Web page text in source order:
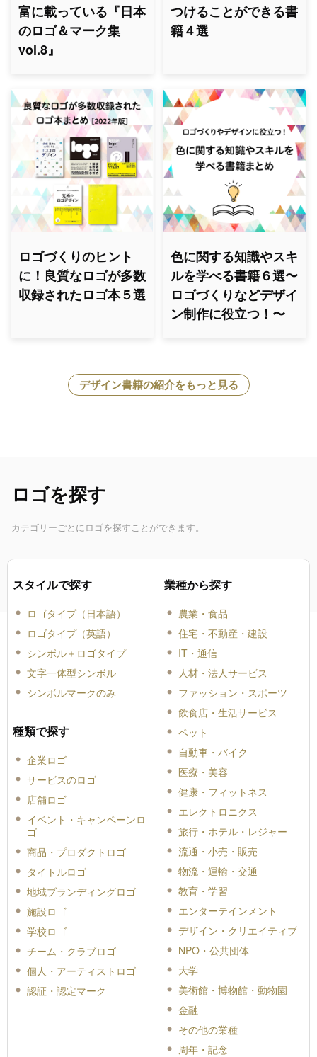
富に載っている『日本
のロゴ＆マーク集
vol.8』
つけることができる書
籍４選
ロゴづくりのヒント
に！良質なロゴが多数
収録されたロゴ本５選
色に関する知識やスキ
ルを学べる書籍６選〜
ロゴづくりなどデザイ
ン制作に役立つ！〜
デザイン書籍の紹介をもっと見る
ロゴを探す
カテゴリーごとにロゴを探すことができます。
スタイルで探す
ロゴタイプ（日本語）
ロゴタイプ（英語）
シンボル＋ロゴタイプ
文字一体型シンボル
シンボルマークのみ
種類で探す
企業ロゴ
サービスのロゴ
店舗ロゴ
イベント・キャンペーンロ
ゴ
商品・プロダクトロゴ
タイトルロゴ
地域ブランディングロゴ
施設ロゴ
学校ロゴ
チーム・クラブロゴ
個人・アーティストロゴ
認証・認定マーク
業種から探す
農業・食品
住宅・不動産・建設
IT・通信
人材・法人サービス
ファッション・スポーツ
飲食店・生活サービス
ペット
自動車・バイク
医療・美容
健康・フィットネス
エレクトロニクス
旅行・ホテル・レジャー
流通・小売・販売
物流・運輸・交通
教育・学習
エンターテインメント
デザイン・クリエイティブ
NPO・公共団体
大学
美術館・博物館・動物園
金融
その他の業種
周年・記念